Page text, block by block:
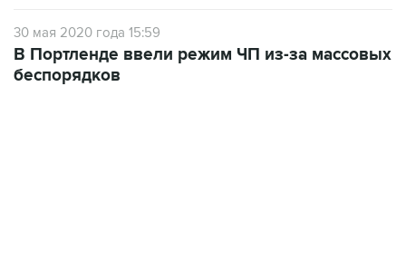
30 мая 2020 года 15:59
В Портленде ввели режим ЧП из-за массовых
беспорядков